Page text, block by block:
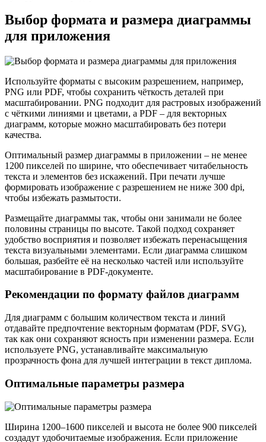
Выбор формата и размера диаграммы
для приложения
Используйте форматы с высоким разрешением, например,
PNG или PDF, чтобы сохранить чёткость деталей при
масштабировании. PNG подходит для растровых изображений
с чёткими линиями и цветами, а PDF – для векторных
диаграмм, которые можно масштабировать без потери
качества.
Оптимальный размер диаграммы в приложении – не менее
1200 пикселей по ширине, что обеспечивает читабельность
текста и элементов без искажений. При печати лучше
формировать изображение с разрешением не ниже 300 dpi,
чтобы избежать размытости.
Размещайте диаграммы так, чтобы они занимали не более
половины страницы по высоте. Такой подход сохраняет
удобство восприятия и позволяет избежать перенасыщения
текста визуальными элементами. Если диаграмма слишком
большая, разбейте её на несколько частей или используйте
масштабирование в PDF-документе.
Рекомендации по формату файлов диаграмм
Для диаграмм с большим количеством текста и линий
отдавайте предпочтение векторным форматам (PDF, SVG),
так как они сохраняют ясность при изменении размера. Если
используете PNG, устанавливайте максимальную
прозрачность фона для лучшей интеграции в текст диплома.
Оптимальные параметры размера
Ширина 1200–1600 пикселей и высота не более 900 пикселей
создадут удобочитаемые изображения. Если приложение